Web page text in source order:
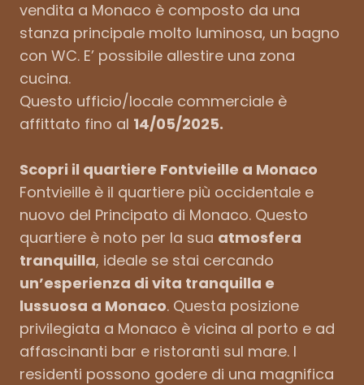
vendita a Monaco è composto da una
stanza principale molto luminosa, un bagno
con WC. E’ possibile allestire una zona
cucina.
Questo ufficio/locale commerciale è
affittato fino al 14/05/2025.
Scopri il quartiere Fontvieille a Monaco
Fontvieille è il quartiere più occidentale e
nuovo del Principato di Monaco. Questo
quartiere è noto per la sua atmosfera
tranquilla, ideale se stai cercando
un’esperienza di vita tranquilla e
lussuosa a Monaco. Questa posizione
privilegiata a Monaco è vicina al porto e ad
affascinanti bar e ristoranti sul mare. I
residenti possono godere di una magnifica